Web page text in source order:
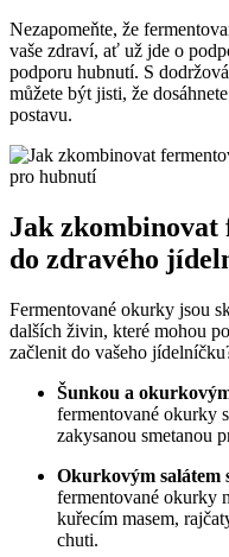
Nezapomeňte, že
vaše zdraví, ať už jde o
podporu hubnutí. S
můžete být jisti, že
postavu.
Jak
do zdravého
Fermentované okurky jsou
dalších živin, které mohou
začlenit do vašeho
Šunkou a
fermentované okurky
zakysanou smetanou
Okurkovým salátem
fermentované okurky
kuřecím masem,
chuti.